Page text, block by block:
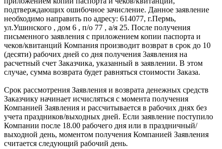
подтверждающих ошибочное зачисление. Данное заявление
необходимо направить по адресу: 614077, г.Пермь,
ул.Ушинского , дом 6 , п/о 77 , а/я 25. После получения
письменного заявления с приложением копии паспорта и
чеков/квитанций Компания производит возврат в срок до 10
(десяти) рабочих дней со дня получения 3аявления на
расчетный счет Заказчика, указанный в заявлении. В этом
случае, сумма возврата будет равняться стоимости Заказа.
Срок рассмотрения Заявления и возврата денежных средств
Заказчику начинает исчисляться с момента получения
Компанией Заявления и рассчитывается в рабочих днях без
учета праздников/выходных дней. Если заявление поступило
Компании после 18.00 рабочего дня или в праздничный/
выходной день, моментом получения Компанией Заявления
считается следующий рабочий день.